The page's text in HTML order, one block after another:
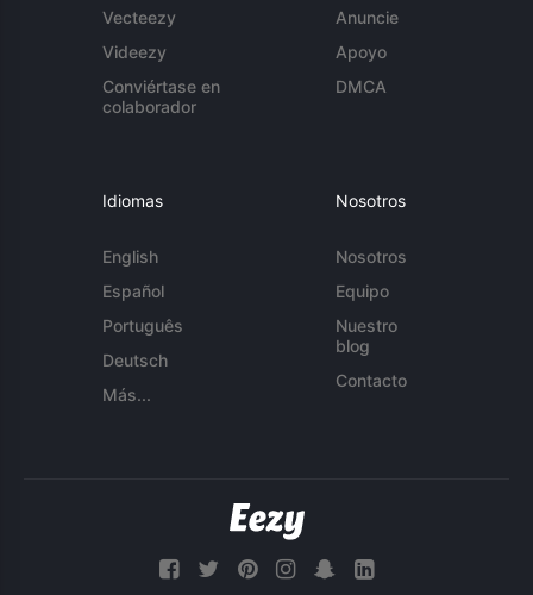
Vecteezy
Videezy
Conviértase en
colaborador
Anuncie
Apoyo
DMCA
Idiomas
English
Español
Português
Deutsch
Más...
Nosotros
Nosotros
Equipo
Nuestro
blog
Contacto